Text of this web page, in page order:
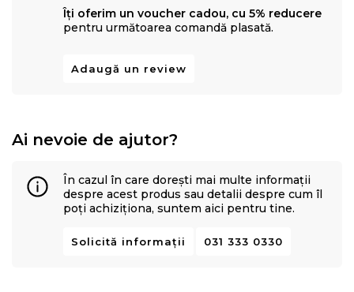
Îți oferim un voucher cadou, cu 5% reducere
pentru următoarea comandă plasată.
Adaugă un review
Ai nevoie de ajutor?
În cazul în care dorești mai multe informații
despre acest produs sau detalii despre cum îl
poți achiziționa, suntem aici pentru tine.
Solicită informații 031 333 0330